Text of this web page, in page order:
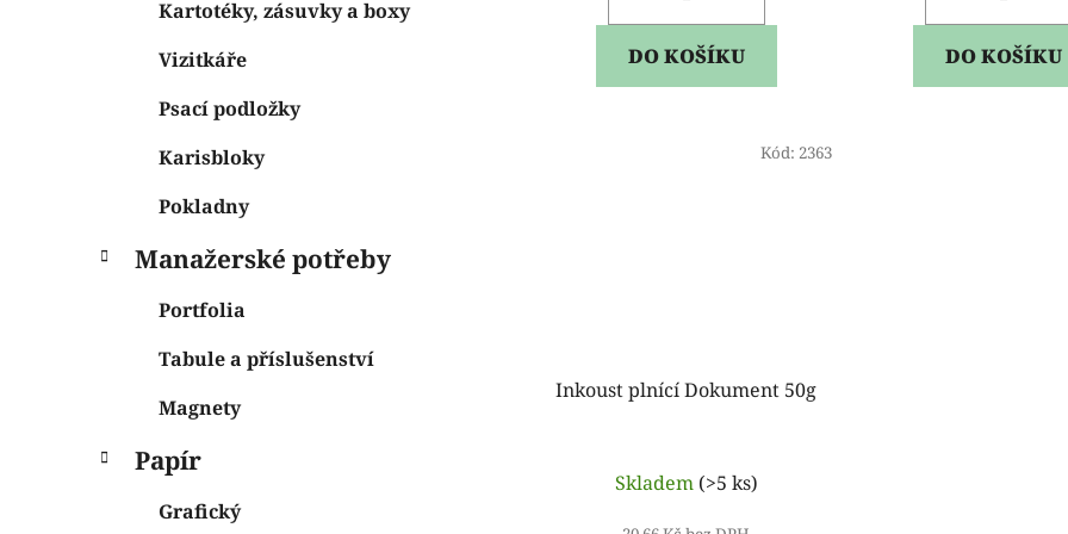
Kartotéky, zásuvky a boxy
Vizitkáře
Psací podložky
Karisbloky
Pokladny
Manažerské potřeby
Portfolia
Tabule a příslušenství
Magnety
Papír
Grafický
DO KOŠÍKU DO KOŠÍKU
Inkoust plnící Dokument 50g
Skladem (>5 ks)
Kód: 2363